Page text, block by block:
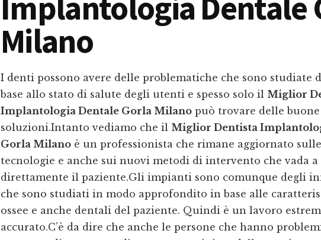
Milano
I denti possono avere delle problematiche che sono studiate
base allo stato di salute degli utenti e spesso solo il Miglior
Implantologia Dentale Gorla Milano può trovare delle buone
soluzioni.Intanto vediamo che il Miglior Dentista
Gorla Milano è un professionista che rimane aggiornato
tecnologie e anche sui nuovi metodi di intervento che vada a
direttamente il paziente.Gli impianti sono comunque degli
che sono studiati in modo approfondito in base alle
ossee e anche dentali del paziente. Quindi è un lavoro
accurato.C’è da dire che anche le persone che hanno